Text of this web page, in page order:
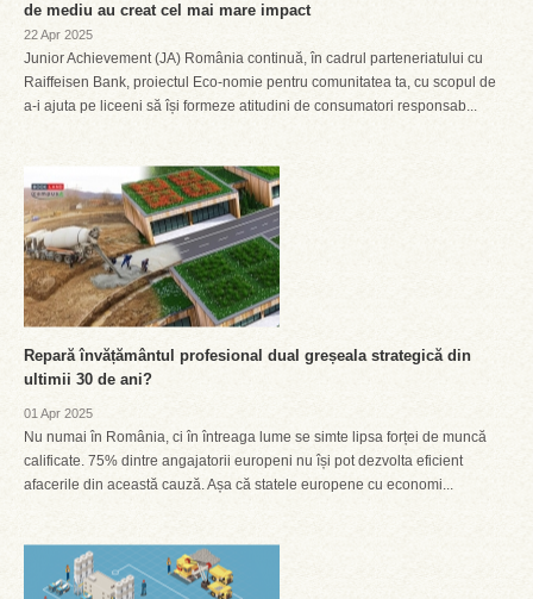
de mediu au creat cel mai mare impact
22 Apr 2025
Junior Achievement (JA) România continuă, în cadrul parteneriatului cu
Raiffeisen Bank, proiectul Eco-nomie pentru comunitatea ta, cu scopul de
a-i ajuta pe liceeni să își formeze atitudini de consumatori responsab...
Repară învățământul profesional dual greșeala strategică din
ultimii 30 de ani?
01 Apr 2025
Nu numai în România, ci în întreaga lume se simte lipsa forței de muncă
calificate. 75% dintre angajatorii europeni nu își pot dezvolta eficient
afacerile din această cauză. Așa că statele europene cu economi...